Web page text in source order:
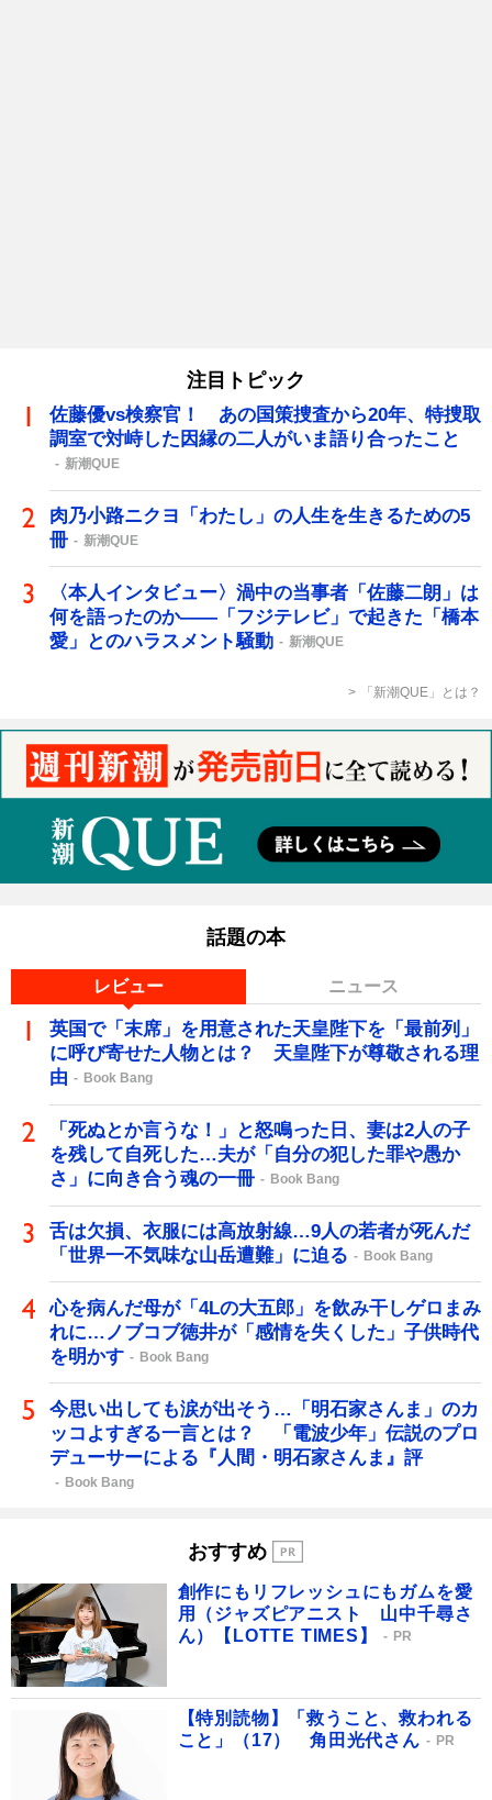
注目トピック
佐藤優vs検察官！ あの国策捜査から20年、特捜取
調室で対峙した因縁の二人がいま語り合ったこと
新潮QUE
肉乃小路ニクヨ「わたし」の人生を生きるための5
冊
新潮QUE
〈本人インタビュー〉渦中の当事者「佐藤二朗」は
何を語ったのか――「フジテレビ」で起きた「橋本
愛」とのハラスメント騒動
新潮QUE
「新潮QUE」とは？
話題の本
レビュー ニュース
英国で「末席」を用意された天皇陛下を「最前列」
に呼び寄せた人物とは？ 天皇陛下が尊敬される理
由
Book Bang
「死ぬとか言うな！」と怒鳴った日、妻は2人の子
を残して自死した…夫が「自分の犯した罪や愚か
さ」に向き合う魂の一冊
Book Bang
舌は欠損、衣服には高放射線…9人の若者が死んだ
「世界一不気味な山岳遭難」に迫る
Book Bang
心を病んだ母が「4Lの大五郎」を飲み干しゲロまみ
れに…ノブコブ徳井が「感情を失くした」子供時代
を明かす
Book Bang
今思い出しても涙が出そう…「明石家さんま」のカ
ッコよすぎる一言とは？ 「電波少年」伝説のプロ
デューサーによる『人間・明石家さんま』評
Book Bang
おすすめ
創作にもリフレッシュにもガムを愛
用（ジャズピアニスト 山中千尋さ
ん）【LOTTE TIMES】
PR
【特別読物】「救うこと、救われる
こと」（17） 角田光代さん
PR